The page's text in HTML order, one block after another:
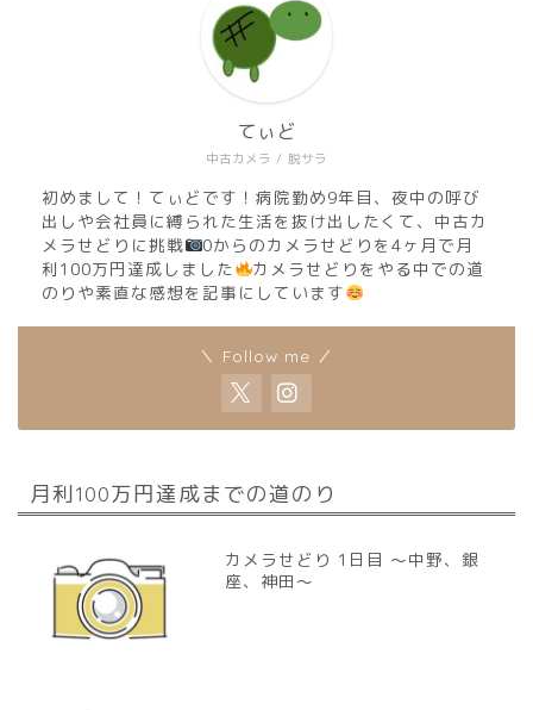
中古カメラ / 脱サラ
てぃど
初めまして！てぃどです！病院勤め9年目、夜中の呼び
出しや会社員に縛られた生活を抜け出したくて、中古カ
メラせどりに挑戦
0からのカメラせどりを4ヶ月で月
利100万円達成しました
カメラせどりをやる中での道
のりや素直な感想を記事にしています
＼ Follow me ／
月利100万円達成までの道のり
カメラせどり 1日目 〜中野、銀
座、神田〜